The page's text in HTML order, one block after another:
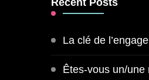
Recent Posts
La clé de
Êtes-vous un/